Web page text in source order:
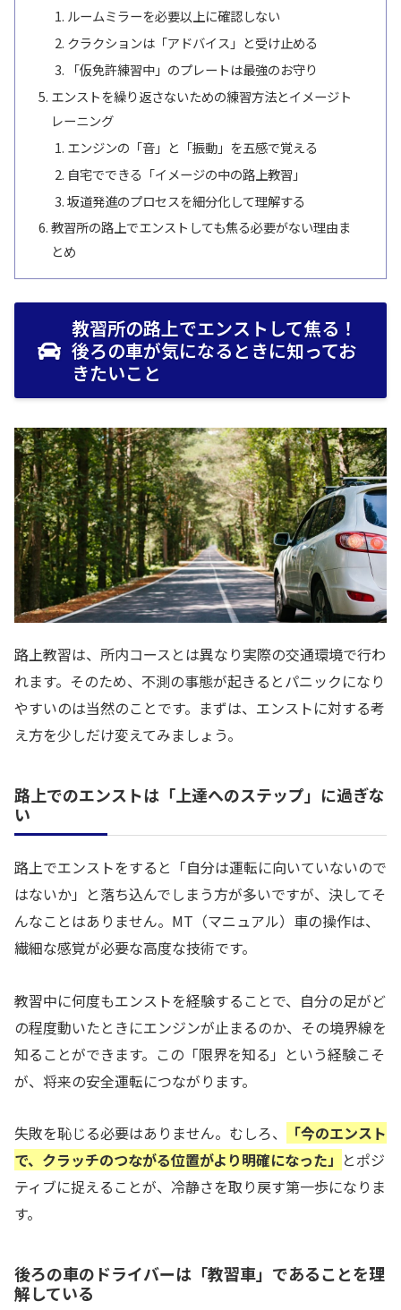
ルームミラーを必要以上に確認しない
クラクションは「アドバイス」と受け止める
「仮免許練習中」のプレートは最強のお守り
エンストを繰り返さないための練習方法とイメージト
レーニング
エンジンの「音」と「振動」を五感で覚える
自宅でできる「イメージの中の路上教習」
坂道発進のプロセスを細分化して理解する
教習所の路上でエンストしても焦る必要がない理由ま
とめ
教習所の路上でエンストして焦る！
後ろの車が気になるときに知ってお
きたいこと
路上教習は、所内コースとは異なり実際の交通環境で行わ
れます。そのため、不測の事態が起きるとパニックになり
やすいのは当然のことです。まずは、エンストに対する考
え方を少しだけ変えてみましょう。
路上でのエンストは「上達へのステップ」に過ぎな
い
路上でエンストをすると「自分は運転に向いていないので
はないか」と落ち込んでしまう方が多いですが、決してそ
んなことはありません。MT（マニュアル）車の操作は、
繊細な感覚が必要な高度な技術です。
教習中に何度もエンストを経験することで、自分の足がど
の程度動いたときにエンジンが止まるのか、その境界線を
知ることができます。この「限界を知る」という経験こそ
が、将来の安全運転につながります。
失敗を恥じる必要はありません。むしろ、
「今のエンスト
で、クラッチのつながる位置がより明確になった」 とポジ
ティブに捉えることが、冷静さを取り戻す第一歩になりま
す。
後ろの車のドライバーは「教習車」であることを理
解している